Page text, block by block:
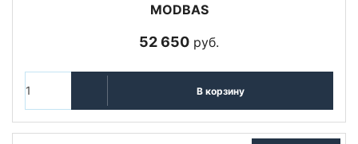
MODBAS
52 650 руб.
В корзину